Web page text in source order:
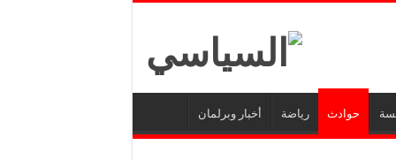
أخبار وبرلمان رياضة حوادث